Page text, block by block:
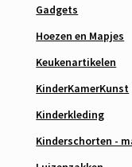
Gadgets
Hoezen en Mapjes
Keukenartikelen
KinderKamerKunst
Kinderkleding
Kinderschorten -